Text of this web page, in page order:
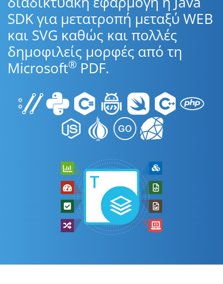
SDK για μετατροπή μεταξύ WEB
και SVG καθώς και πολλές
δημοφιλείς μορφές από τη
Microsoft® PDF.